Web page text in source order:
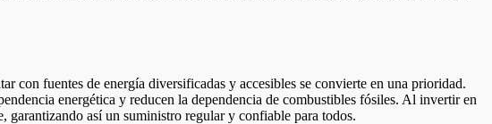
con fuentes de energía diversificadas y accesibles se convierte en una prioridad.
energética y reducen la dependencia de combustibles fósiles. Al invertir en
garantizando así un suministro regular y confiable para todos.